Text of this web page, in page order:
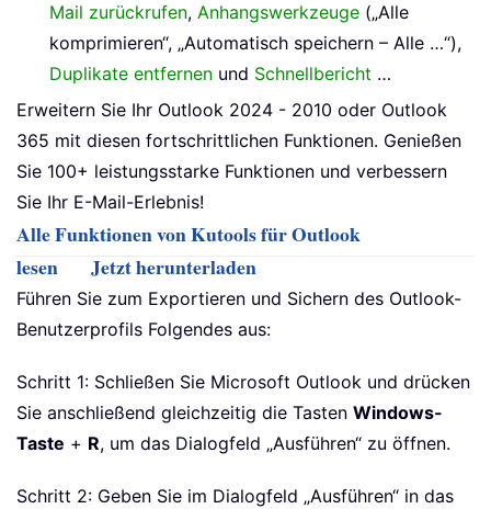
Mail zurückrufen, Anhangswerkzeuge („Alle
komprimieren“, „Automatisch speichern – Alle …“),
Duplikate entfernen und Schnellbericht …
Erweitern Sie Ihr Outlook 2024 - 2010 oder Outlook
365 mit diesen fortschrittlichen Funktionen. Genießen
Sie 100+ leistungsstarke Funktionen und verbessern
Sie Ihr E-Mail-Erlebnis!
Alle Funktionen von Kutools für Outlook
lesen
Jetzt herunterladen
Führen Sie zum Exportieren und Sichern des Outlook-
Benutzerprofils Folgendes aus:
Schritt 1: Schließen Sie Microsoft Outlook und drücken
Sie anschließend gleichzeitig die Tasten Windows-
Taste + R, um das Dialogfeld „Ausführen“ zu öffnen.
Schritt 2: Geben Sie im Dialogfeld „Ausführen“ in das